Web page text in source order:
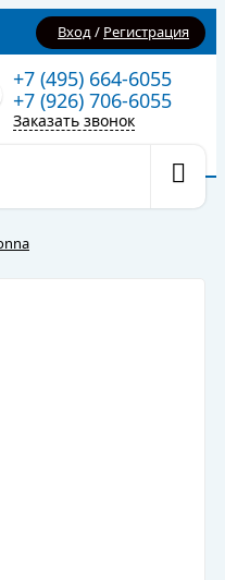
Вход/ Регистрация
+7 (495) 664-6055
+7 (926) 706-6055
Заказать звонок